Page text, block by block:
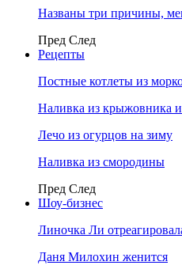
Названы три причины,
Пред След
Рецепты
Постные котлеты из
Наливка из крыжовника
Лечо из огурцов на зиму
Наливка из смородины
Пред След
Шоу-бизнес
Линочка Ли
Даня Милохин женится